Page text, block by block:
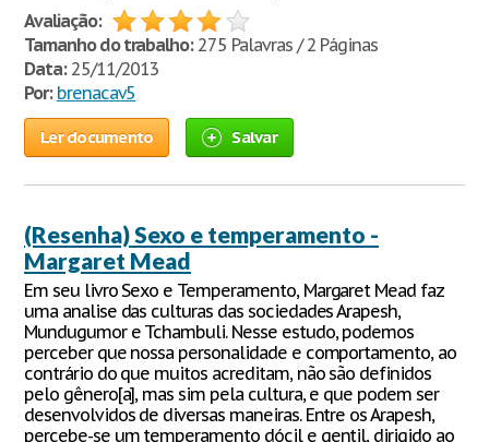
Avaliação:
Tamanho do trabalho:275 Palavras / 2 Páginas
Data:25/11/2013
Por: brenacav5
Ler documento Salvar
(Resenha) Sexo e temperamento -
Margaret Mead
Em seu livro Sexo e Temperamento, Margaret Mead faz
uma analise das culturas das sociedades Arapesh,
Mundugumor e Tchambuli. Nesse estudo, podemos
perceber que nossa personalidade e comportamento, ao
contrário do que muitos acreditam, não são definidos
pelo gênero[a], mas sim pela cultura, e que podem ser
desenvolvidos de diversas maneiras. Entre os Arapesh,
percebe-se um temperamento dócil e gentil, dirigido ao